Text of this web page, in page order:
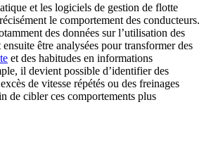
et les logiciels de gestion de flotte
le comportement des conducteurs.
des données sur l’utilisation des
être analysées pour transformer des
et des habitudes en informations
il devient possible d’identifier des
de vitesse répétés ou des freinages
de cibler ces comportements plus